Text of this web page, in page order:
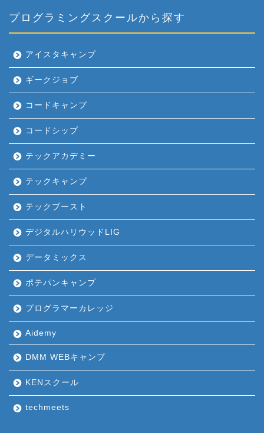
プログラミングスクールから探す
アイスタキャンプ
ギークジョブ
コードキャンプ
コードシップ
テックアカデミー
テックキャンプ
テックブースト
デジタルハリウッドLIG
データミックス
ポテパンキャンプ
プログラマーカレッジ
Aidemy
DMM WEBキャンプ
KENスクール
techmeets